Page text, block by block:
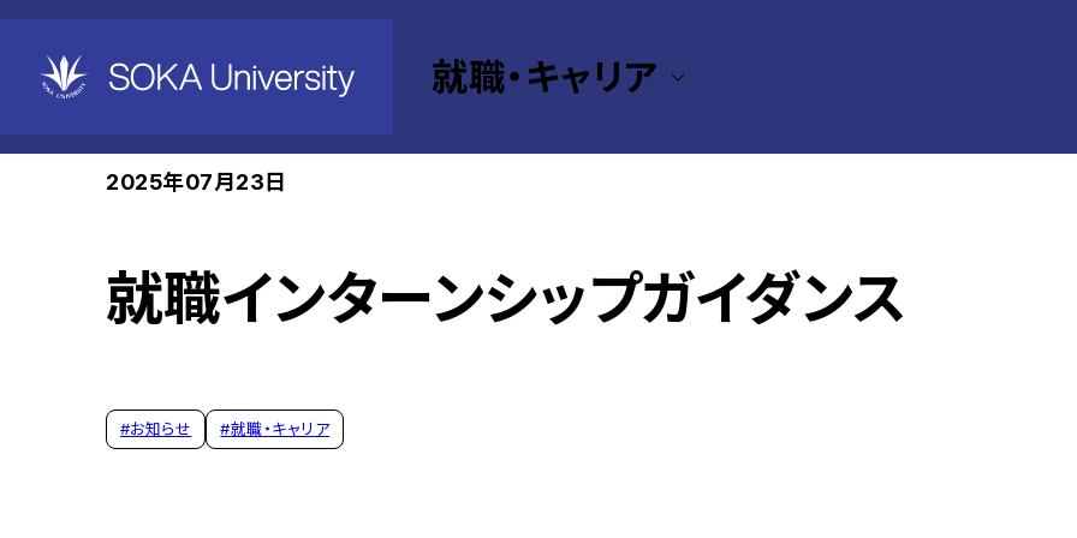
就職・キャリア
ホーム 就職・キャリア
2025年07月23日
就職インターンシップガイダンス
#お知らせ #就職・キャリア